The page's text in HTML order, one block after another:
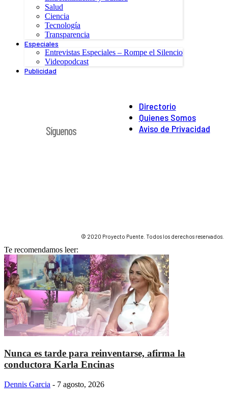
Salud
Ciencia
Tecnología
Transparencia
Especiales
Entrevistas Especiales – Rompe el Silencio
Videopodcast
Publicidad
Directorio
Quienes Somos
Aviso de Privacidad
Síguenos
© 2020 Proyecto Puente. Todos los derechos reservados.
Te recomendamos leer:
Nunca es tarde para reinventarse, afirma la
conductora Karla Encinas
Dennis Garcia - 7 agosto, 2026